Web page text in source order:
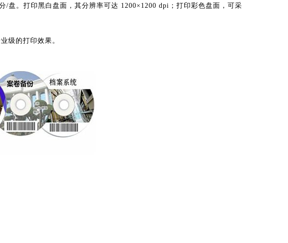
/盘。打印黑白盘面，其分辨率可达 1200×1200 dpi；打印彩色盘面，可采
级的打印效果。